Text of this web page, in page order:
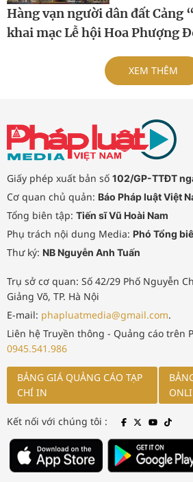
Hàng vạn người dân đất Cảng
khai mạc Lễ hội Hoa Phượng
XEM THÊM
Giấy phép xuất bản số 102/GP-TTĐT
Cơ quan chủ quản: Báo Pháp luật Việt
Tổng biên tập: Tiến sĩ Vũ Hoài Nam
Phụ trách nội dung Media: Phó Tổng
Thư ký: NB Nguyễn Anh Tuấn
Trụ sở cơ quan: Số 42/29 Phố Nguyễn
Giảng Võ, TP. Hà Nội
E-mail: phapluatmedia@gmail.com.
Liên hệ Truyền thông - Quảng cáo trên
0945.541.986
BẢNG GIÁ QUẢNG CÁO TẠP
CHÍ IN
Kết nối với chúng tôi :